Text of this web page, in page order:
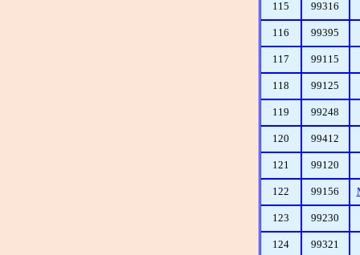
115 99316
116 99395
117 99115
118 99125
119 99248
120 99412
121 99120
122 99156
123 99230
124 99321